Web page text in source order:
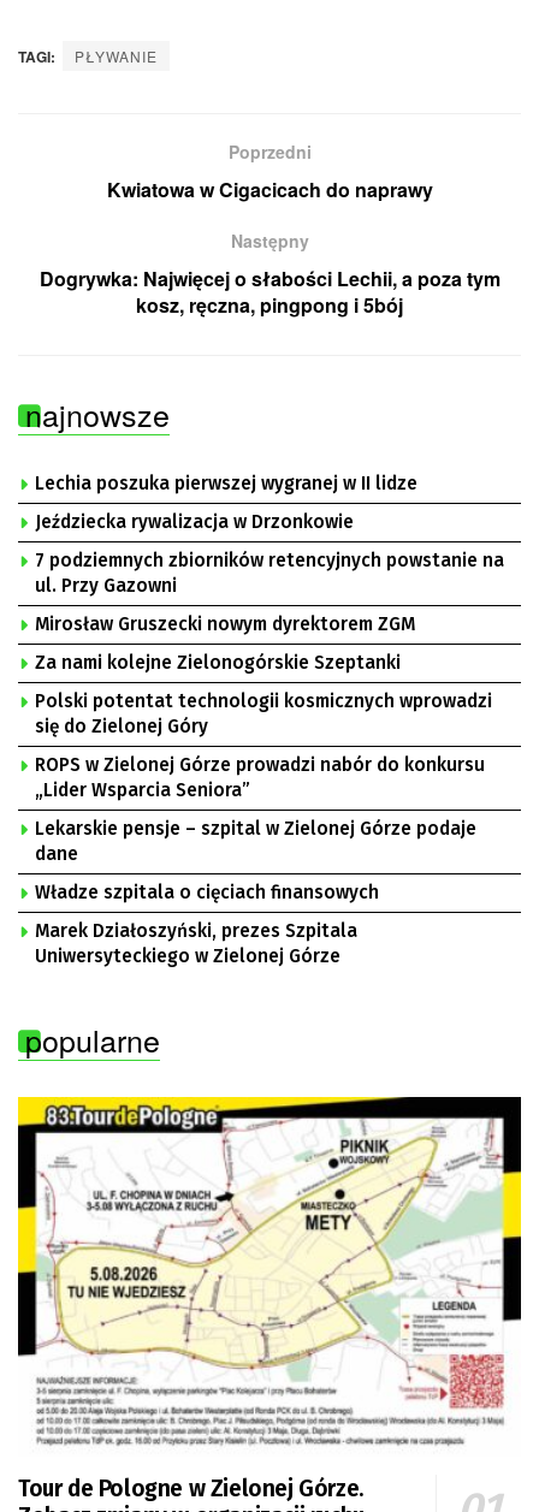
TAGI: PŁYWANIE
Poprzedni
Kwiatowa w Cigacicach do naprawy
Następny
Dogrywka: Najwięcej o słabości Lechii, a poza tym
kosz, ręczna, pingpong i 5bój
najnowsze
Lechia poszuka pierwszej wygranej w II lidze
Jeździecka rywalizacja w Drzonkowie
7 podziemnych zbiorników retencyjnych powstanie na
ul. Przy Gazowni
Mirosław Gruszecki nowym dyrektorem ZGM
Za nami kolejne Zielonogórskie Szeptanki
Polski potentat technologii kosmicznych wprowadzi
się do Zielonej Góry
ROPS w Zielonej Górze prowadzi nabór do konkursu
„Lider Wsparcia Seniora”
Lekarskie pensje – szpital w Zielonej Górze podaje
dane
Władze szpitala o cięciach finansowych
Marek Działoszyński, prezes Szpitala
Uniwersyteckiego w Zielonej Górze
popularne
Tour de Pologne w Zielonej Górze.